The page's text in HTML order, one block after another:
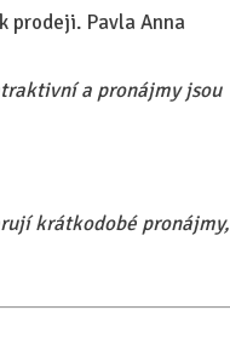
prodeji. Pavla Anna
a pronájmy jsou
krátkodobé pronájmy,